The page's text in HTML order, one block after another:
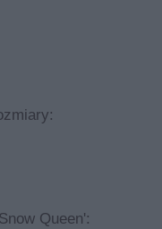
Queen':